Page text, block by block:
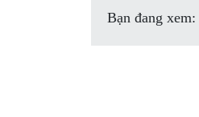
Bạn đang xem: